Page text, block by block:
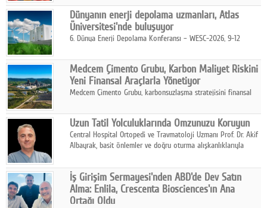
pratik, güvenilir ve lezzetli bir alternatif sunuyor.
Dünyanın enerji depolama uzmanları, Atlas
Üniversitesi'nde buluşuyor
6. Dünya Enerji Depolama Konferansı – WESC-2026, 9-12
sahipliğinde gerçekleştirilecek.
Medcem Çimento Grubu, Karbon Maliyet Riskini
Yeni Finansal Araçlarla Yönetiyor
Medcem Çimento Grubu, karbonsuzlaşma stratejisini finansal
Uzun Tatil Yolculuklarında Omzunuzu Koruyun
Central Hospital Ortopedi ve Travmatoloji Uzmanı Prof. Dr. Akif
Albayrak, basit önlemler ve doğru oturma alışkanlıklarıyla
İş Girişim Sermayesi'nden ABD'de Dev Satın
Alma: Enlila, Crescenta Biosciences'ın Ana
Ortağı Oldu